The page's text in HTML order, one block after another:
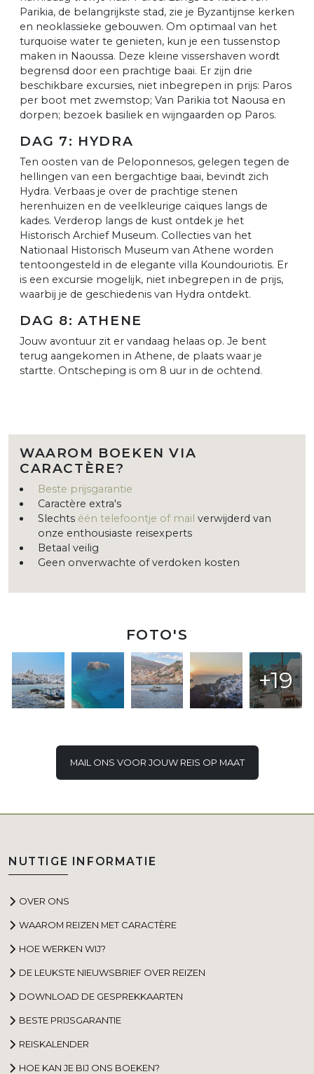
Parikia, de belangrijkste stad, zie je Byzantijnse kerken
en neoklassieke gebouwen. Om optimaal van het
turquoise water te genieten, kun je een tussenstop
maken in Naoussa. Deze kleine vissershaven wordt
begrensd door een prachtige baai. Er zijn drie
beschikbare excursies, niet inbegrepen in prijs: Paros
per boot met zwemstop; Van Parikia tot Naousa en
dorpen; bezoek basiliek en wijngaarden op Paros.
DAG 7: HYDRA
Ten oosten van de Peloponnesos, gelegen tegen de
hellingen van een bergachtige baai, bevindt zich
Hydra. Verbaas je over de prachtige stenen
herenhuizen en de veelkleurige caïques langs de
kades. Verderop langs de kust ontdek je het
Historisch Archief Museum. Collecties van het
Nationaal Historisch Museum van Athene worden
tentoongesteld in de elegante villa Koundouriotis. Er
is een excursie mogelijk, niet inbegrepen in de prijs,
waarbij je de geschiedenis van Hydra ontdekt.
DAG 8: ATHENE
Jouw avontuur zit er vandaag helaas op. Je bent
terug aangekomen in Athene, de plaats waar je
startte. Ontscheping is om 8 uur in de ochtend.
WAAROM BOEKEN VIA
CARACTÈRE?
Beste prijsgarantie
Caractère extra's
Slechts één telefoontje of mail verwijderd van
onze enthousiaste reisexperts
Betaal veilig
Geen onverwachte of verdoken kosten
FOTO'S
+19
MAIL ONS VOOR JOUW REIS OP MAAT
NUTTIGE INFORMATIE
OVER ONS
WAAROM REIZEN MET CARACTÈRE
HOE WERKEN WIJ?
DE LEUKSTE NIEUWSBRIEF OVER REIZEN
DOWNLOAD DE GESPREKKAARTEN
BESTE PRIJSGARANTIE
REISKALENDER
HOE KAN JE BIJ ONS BOEKEN?